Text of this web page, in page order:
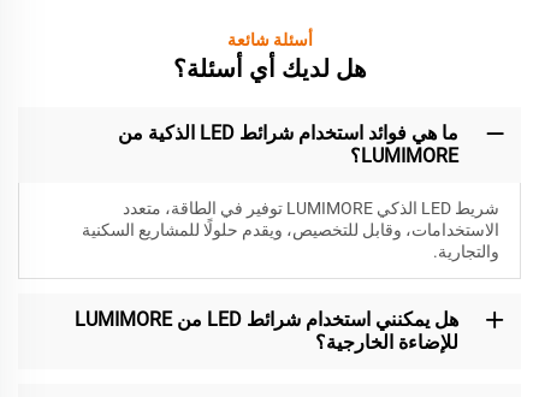
أسئلة شائعة
هل لديك أي أسئلة؟
ما هي فوائد استخدام شرائط LED الذكية من
LUMIMORE؟
شريط LED الذكي LUMIMORE توفير في الطاقة، متعدد
الاستخدامات، وقابل للتخصيص، ويقدم حلولًا للمشاريع السكنية
والتجارية.
هل يمكنني استخدام شرائط LED من LUMIMORE
للإضاءة الخارجية؟